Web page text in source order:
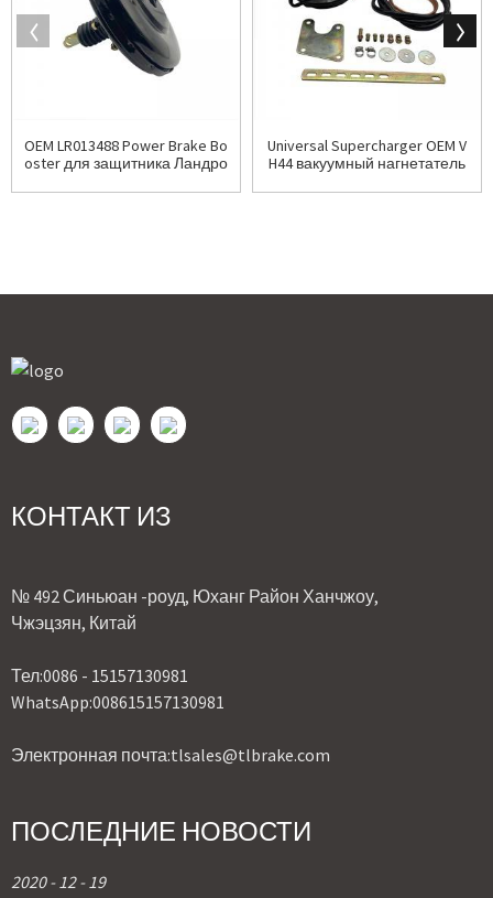
OEM LR013488 Power Brake Bo
oster для защитника Ландро
Universal Supercharger OEM V
H44 вакуумный нагнетатель
КОНТАКТ ИЗ
№ 492 Синьюан -роуд, Юханг Район Ханчжоу,
Чжэцзян, Китай
Тел:0086 - 15157130981
WhatsApp:008615157130981
Электронная почта:tlsales@tlbrake.com
ПОСЛЕДНИЕ НОВОСТИ
2020 - 12 - 19